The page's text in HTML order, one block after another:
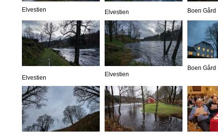
Elvestien Elvestien Boen Gård
Elvestien Elvestien
Boen Gård